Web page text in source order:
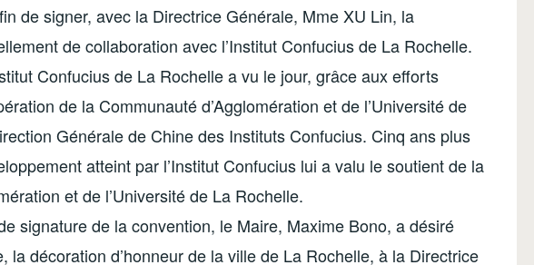
de signer, avec la Directrice Générale, Mme XU Lin, la
de collaboration avec l’Institut Confucius de La Rochelle.
Confucius de La Rochelle a vu le jour, grâce aux efforts
de la Communauté d’Agglomération et de l’Université de
Générale de Chine des Instituts Confucius. Cinq ans plus
atteint par l’Institut Confucius lui a valu le soutient de la
et de l’Université de La Rochelle.
signature de la convention, le Maire, Maxime Bono, a désiré
la décoration d’honneur de la ville de La Rochelle, à la Directrice